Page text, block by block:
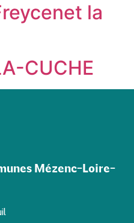
la
CUCHE
Mézenc-Loire-